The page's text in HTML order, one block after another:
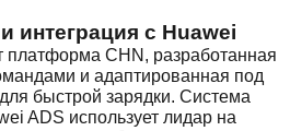
интеграция с Huawei
платформа CHN, разработанная
и адаптированная под
быстрой зарядки. Система
ADS использует лидар на